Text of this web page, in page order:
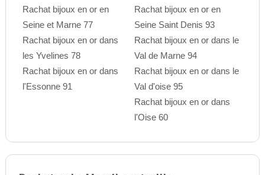
Rachat bijoux en or en
Seine et Marne 77
Rachat bijoux en or dans
les Yvelines 78
Rachat bijoux en or dans
l'Essonne 91
Rachat bijoux en or en
Seine Saint Denis 93
Rachat bijoux en or dans le
Val de Marne 94
Rachat bijoux en or dans le
Val d'oise 95
Rachat bijoux en or dans
l'Oise 60